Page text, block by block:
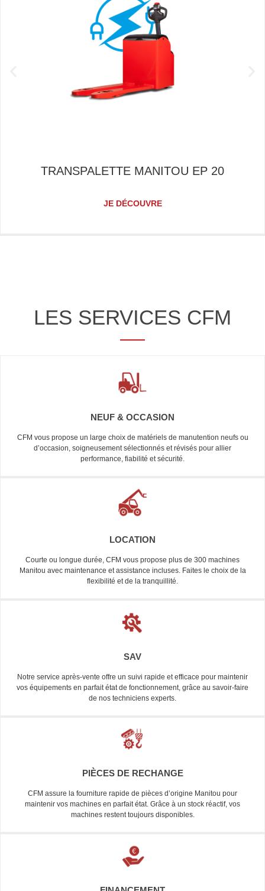
TRANSPALETTE MANITOU EP 20
JE DÉCOUVRE
LES SERVICES CFM
NEUF & OCCASION
CFM vous propose un large choix de matériels de manutention neufs ou
d’occasion, soigneusement sélectionnés et révisés pour allier
performance, fiabilité et sécurité.
LOCATION
Courte ou longue durée, CFM vous propose plus de 300 machines
Manitou avec maintenance et assistance incluses. Faites le choix de la
flexibilité et de la tranquillité.
SAV
Notre service après-vente offre un suivi rapide et efficace pour maintenir
vos équipements en parfait état de fonctionnement, grâce au savoir-faire
de nos techniciens experts.
PIÈCES DE RECHANGE
CFM assure la fourniture rapide de pièces d’origine Manitou pour
maintenir vos machines en parfait état. Grâce à un stock réactif, vos
machines restent toujours disponibles.